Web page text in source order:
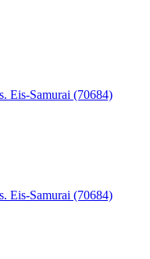
Eis-Samurai (70684)
Eis-Samurai (70684)